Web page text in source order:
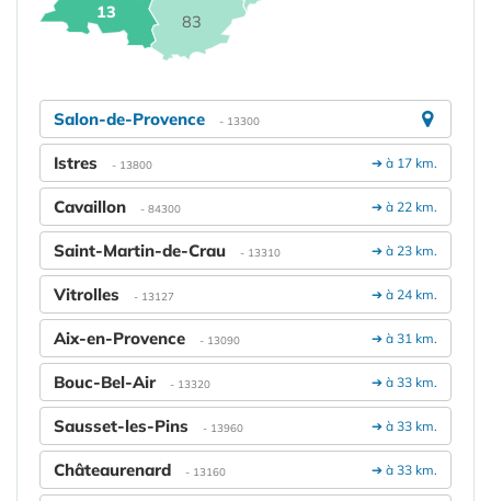
13 83
Salon-de-Provence - 13300
➔ à 17 km.
Istres - 13800
➔ à 22 km.
Cavaillon - 84300
➔ à 23 km.
Saint-Martin-de-Crau - 13310
➔ à 24 km.
Vitrolles - 13127
➔ à 31 km.
Aix-en-Provence - 13090
➔ à 33 km.
Bouc-Bel-Air - 13320
➔ à 33 km.
Sausset-les-Pins - 13960
➔ à 33 km.
Châteaurenard - 13160